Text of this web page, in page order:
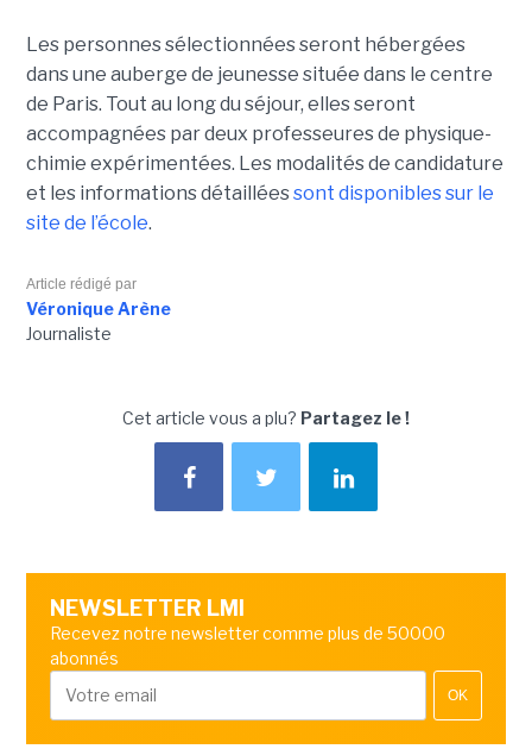
Les personnes sélectionnées seront hébergées
dans une auberge de jeunesse située dans le centre
de Paris. Tout au long du séjour, elles seront
accompagnées par deux professeures de physique-
chimie expérimentées. Les modalités de candidature
et les informations détailléessont disponibles sur le
site de l’école.
Article rédigé par
Véronique Arène
Journaliste
Cet article vous a plu? Partagez le !
NEWSLETTER LMI
Recevez notre newsletter comme plus de 50000
abonnés
OK